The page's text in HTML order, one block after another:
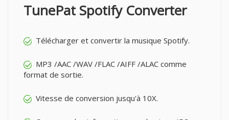
TunePat Spotify Converter
Télécharger et convertir la musique Spotify.
MP3 /AAC /WAV /FLAC /AIFF /ALAC comme
format de sortie.
Vitesse de conversion jusqu'à 10X.